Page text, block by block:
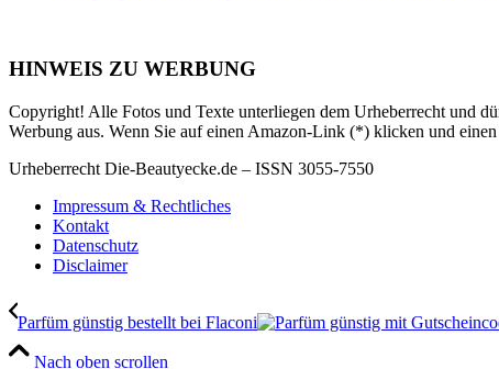
HINWEIS ZU WERBUNG
Copyright! Alle Fotos und Texte unterliegen dem Urheberrecht und
Werbung aus. Wenn Sie auf einen Amazon-Link (*) klicken und
Urheberrecht Die-Beautyecke.de – ISSN 3055-7550
Impressum & Rechtliches
Kontakt
Datenschutz
Disclaimer
Parfüm günstig bestellt bei Flaconi
Nach oben scrollen